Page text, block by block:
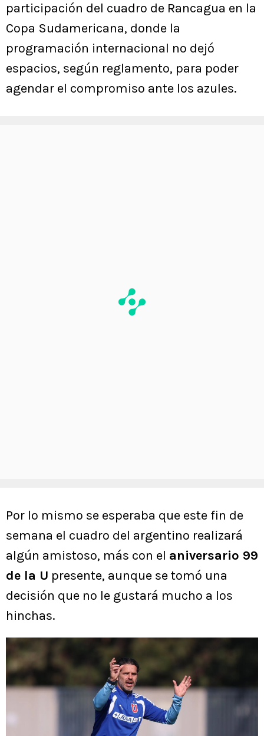
participación del cuadro de Rancagua en la
Copa Sudamericana, donde la
programación internacional no dejó
espacios, según reglamento, para poder
agendar el compromiso ante los azules.
Por lo mismo se esperaba que este fin de
semana el cuadro del argentino realizará
algún amistoso, más con el aniversario 99
de la U presente, aunque se tomó una
decisión que no le gustará mucho a los
hinchas.